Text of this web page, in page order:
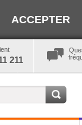
ACCEPTER
211